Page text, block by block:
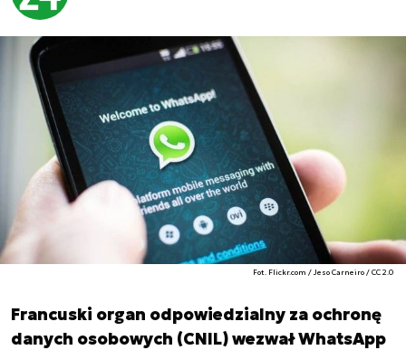
Fot. Flickr.com / Jeso Carneiro / CC 2.0
Francuski organ odpowiedzialny za ochronę
danych osobowych (CNIL) wezwał WhatsApp